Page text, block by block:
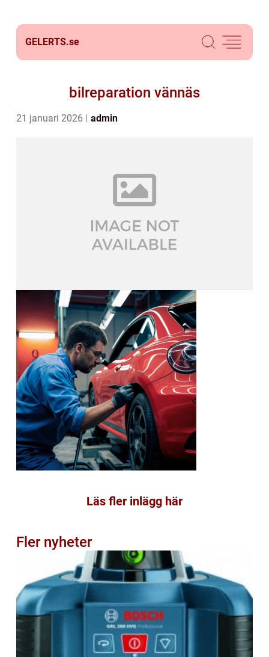
GELERTS.se
bilreparation vännäs
21 januari 2026 admin
Läs fler inlägg här
Fler nyheter